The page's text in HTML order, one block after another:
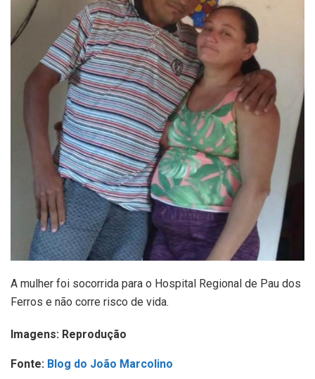
A mulher foi socorrida para o Hospital Regional de Pau dos
Ferros e não corre risco de vida.
Imagens: Reprodução
Fonte: Blog do João Marcolino